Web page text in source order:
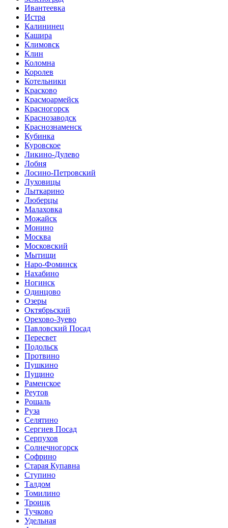
Ивантеевка
Истра
Калининец
Кашира
Климовск
Клин
Коломна
Королев
Котельники
Красково
Красмоармейск
Красногорск
Краснозаводск
Краснознаменск
Кубинка
Куровское
Ликино-Дулево
Лобня
Лосино-Петровский
Луховицы
Лыткарино
Люберцы
Малаховка
Можайск
Монино
Москва
Московский
Мытищи
Наро-Фоминск
Нахабино
Ногинск
Одинцово
Озеры
Октябрьский
Орехово-Зуево
Павловский Посад
Пересвет
Подольск
Протвино
Пушкино
Пущино
Раменское
Реутов
Рошаль
Руза
Селятино
Сергиев Посад
Серпухов
Солнечногорск
Софрино
Старая Купавна
Ступино
Талдом
Томилино
Троицк
Тучково
Удельная